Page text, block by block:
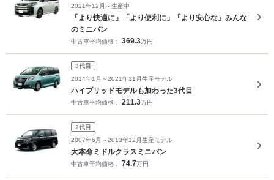
2021年12月～生産中
「より快適に」「より便利に」「より安心な」みんな
のミニバン
中古車平均価格： 369.3万円
3代目
2014年1月～2021年11月生産モデル
ハイブリッドモデルも加わった3代目
中古車平均価格： 211.3万円
2代目
2007年6月～2013年12月生産モデル
大本命ミドルクラスミニバン
中古車平均価格： 74.7万円